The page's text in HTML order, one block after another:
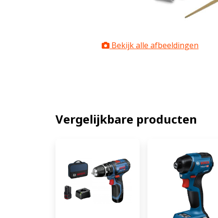
Bekijk alle afbeeldingen
Vergelijkbare producten